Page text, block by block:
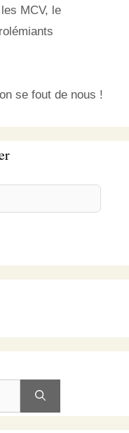
MCV, le
se fout de nous !